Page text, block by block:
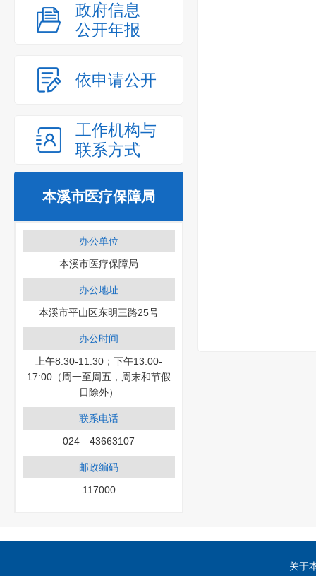
政府信息
公开年报
依申请公开
工作机构与
联系方式
本溪市医疗保障局
办公单位
本溪市医疗保障局
办公地址
本溪市平山区东明三路25号
办公时间
上午8:30-11:30；下午13:00-
17:00（周一至周五，周末和节假
日除外）
联系电话
024—43663107
邮政编码
117000
关于